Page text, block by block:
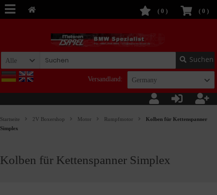
( 0 )
( 0 )
Alle Suchen
Versandland: Germany
Startseite 2V Boxershop Motor Rumpfmotor
Kolben für Kettenspanner
Simplex
Kolben für Kettenspanner Simplex